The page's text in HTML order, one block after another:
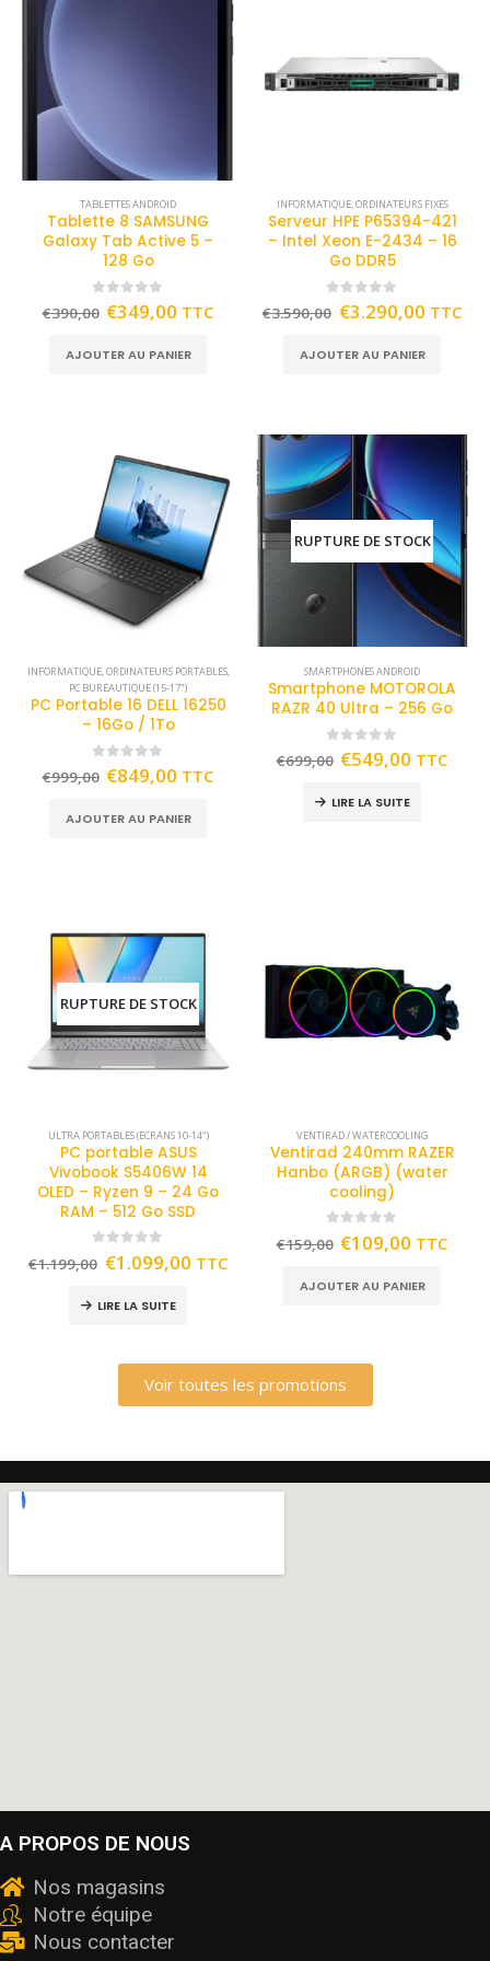
TABLETTES ANDROID
Tablette 8 SAMSUNG
Galaxy Tab Active 5 –
128 Go
out of 5
€390,00 €349,00 TTC
AJOUTER AU PANIER
INFORMATIQUE,ORDINATEURS FIXES
Serveur HPE P65394-421
– Intel Xeon E-2434 – 16
Go DDR5
out of 5
€3.590,00 €3.290,00 TTC
AJOUTER AU PANIER
INFORMATIQUE,ORDINATEURS PORTABLES,
PC BUREAUTIQUE (15-17")
PC Portable 16 DELL 16250
– 16Go / 1To
out of 5
€999,00 €849,00 TTC
AJOUTER AU PANIER
RUPTURE DE STOCK
SMARTPHONES ANDROID
Smartphone MOTOROLA
RAZR 40 Ultra – 256 Go
out of 5
€699,00 €549,00 TTC
LIRE LA SUITE
RUPTURE DE STOCK
ULTRA PORTABLES (ECRANS 10-14")
PC portable ASUS
Vivobook S5406W 14
OLED – Ryzen 9 – 24 Go
RAM – 512 Go SSD
out of 5
€1.199,00 €1.099,00 TTC
LIRE LA SUITE
VENTIRAD / WATERCOOLING
Ventirad 240mm RAZER
Hanbo (ARGB) (water
cooling)
out of 5
€159,00 €109,00 TTC
AJOUTER AU PANIER
Voir toutes les promotions
A PROPOS DE NOUS
Nos magasins
Notre équipe
Nous contacter